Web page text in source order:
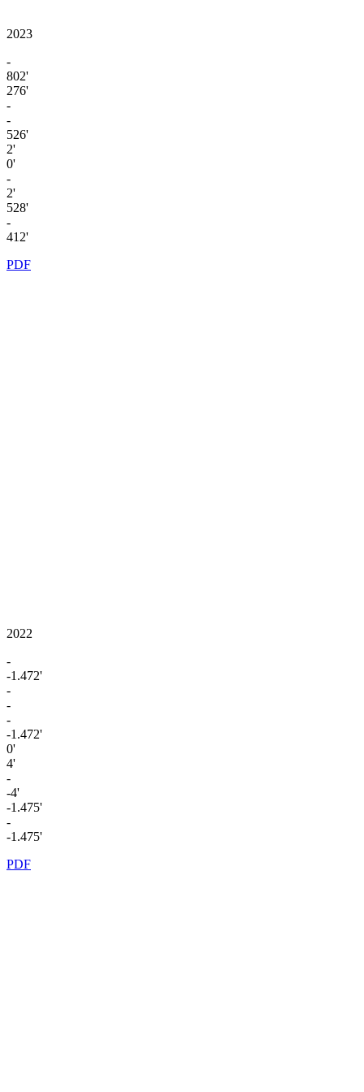
2023
-
802'
276'
-
-
526'
2'
0'
-
2'
528'
-
412'
PDF
2022
-
-1.472'
-
-
-
-1.472'
0'
4'
-
-4'
-1.475'
-
-1.475'
PDF